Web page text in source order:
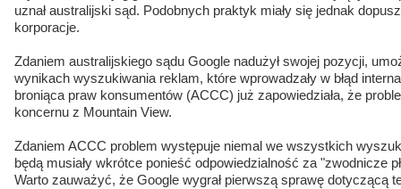
uznał australijski sąd. Podobnych praktyk miały się jednak
korporacje.
Zdaniem australijskiego sądu Google nadużył swojej pozycji,
wynikach wyszukiwania reklam, które wprowadzały w błąd
broniąca praw konsumentów (ACCC) już zapowiedziała, że
koncernu z Mountain View.
Zdaniem ACCC problem występuje niemal we wszystkich
będą musiały wkrótce ponieść odpowiedzialność za "zwodnicze
Warto zauważyć, że Google wygrał pierwszą sprawę dotyczącą